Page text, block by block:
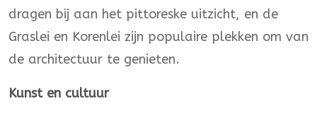
dragen bij aan het pittoreske uitzicht, en de
Graslei en Korenlei zijn populaire plekken om van
de architectuur te genieten.
Kunst en cultuur